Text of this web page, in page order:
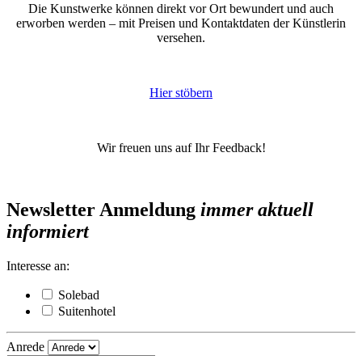
Die Kunstwerke können direkt vor Ort bewundert und auch
erworben werden – mit Preisen und Kontaktdaten der Künstlerin
versehen.
Hier stöbern
Wir freuen uns auf Ihr Feedback!
Newsletter Anmeldung immer aktuell
informiert
Interesse an:
Solebad
Suitenhotel
Anrede